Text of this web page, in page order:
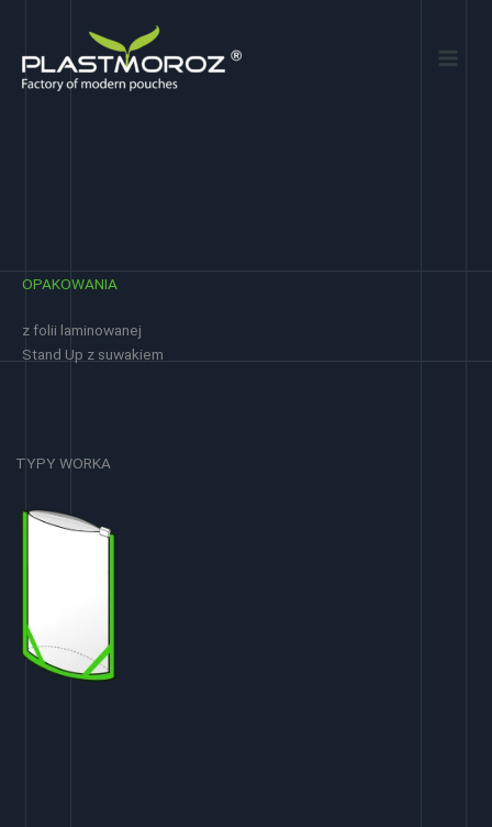
treści
OPAKOWANIA
z folii laminowanej
Stand Up z suwakiem
TYPY WORKA